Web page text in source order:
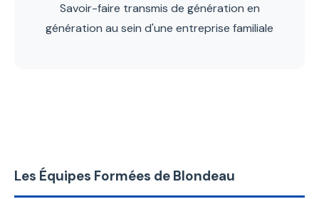
Savoir-faire transmis de génération en
génération au sein d'une entreprise familiale
Les Équipes Formées de Blondeau